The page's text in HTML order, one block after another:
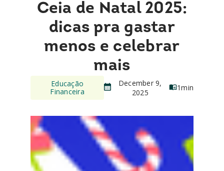
Ceia de Natal 2025:
dicas pra gastar
menos e celebrar
mais
Educação
Financeira
December 9,
2025
1min